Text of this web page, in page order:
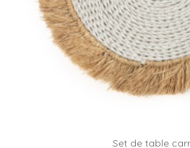
Set de table